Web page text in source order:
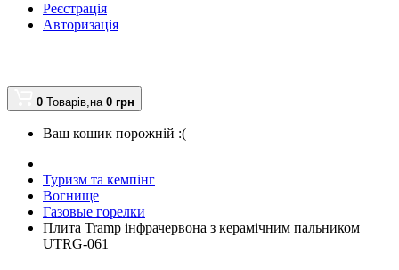
Реєстрація
Авторизація
0 Товарів,на 0 грн
Ваш кошик порожній :(
Туризм та кемпінг
Вогнище
Газовые горелки
Плита Tramp інфрачервона з керамічним пальником
UTRG-061